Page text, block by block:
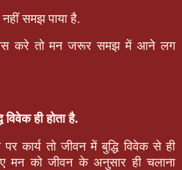
समझ पाया है.
करे तो मन जरूर समझ में आने लग
विवेक ही होता है.
कार्य तो जीवन में बुद्धि विवेक से ही
मन को जीवन के अनुसार ही चलाना